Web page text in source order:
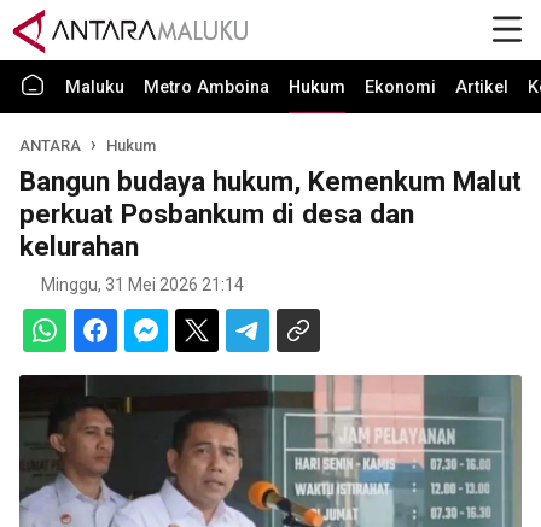
Maluku Metro Amboina Hukum Ekonomi Artikel
ANTARA Hukum
Bangun budaya hukum, Kemenkum Malut
perkuat Posbankum di desa dan
kelurahan
Minggu, 31 Mei 2026 21:14